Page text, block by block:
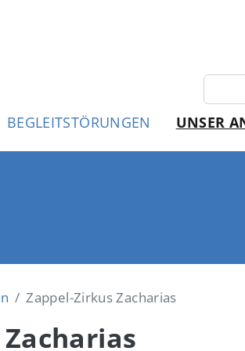
Suche
BEGLEITSTÖRUNGEN UNSER
Zappel-Zirkus Zacharias